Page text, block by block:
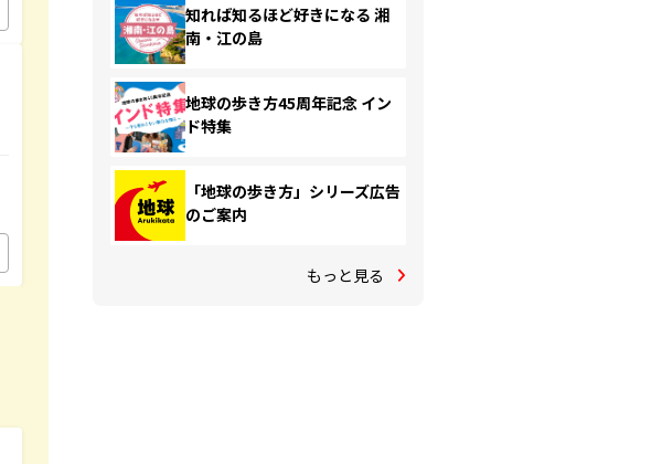
知れば知るほど好きになる 湘
南・江の島
地球の歩き方45周年記念 イン
ド特集
「地球の歩き方」シリーズ広告
のご案内
もっと見る